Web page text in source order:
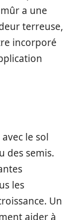
a une
terreuse,
incorporé
le sol
des semis.
les
Un
aider à